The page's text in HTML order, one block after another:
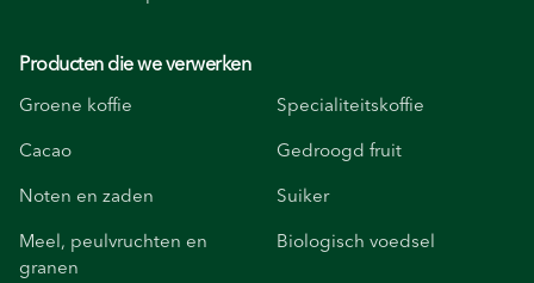
Producten die we verwerken
Groene koffie
Specialiteitskoffie
Cacao
Gedroogd fruit
Noten en zaden
Suiker
Meel, peulvruchten en
granen
Biologisch voedsel